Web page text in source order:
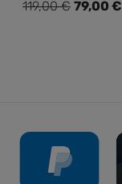
Verkaufspreis:
79,00 €
Regulärer Preis:
119,00 €